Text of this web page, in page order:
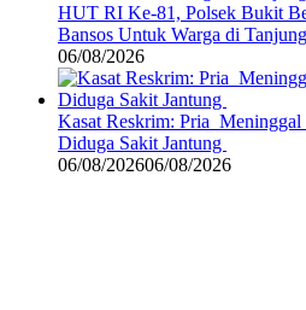
HUT RI Ke-81, Polsek Bukit
Bansos Untuk Warga di
06/08/2026
Kasat Reskrim: Pria
Diduga Sakit Jantung
06/08/202606/08/2026